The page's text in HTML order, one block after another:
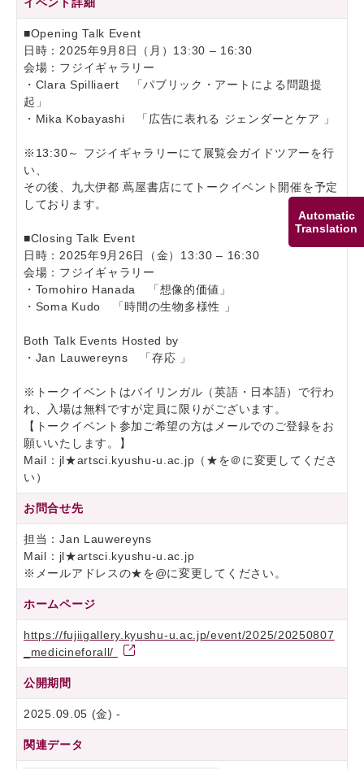
Automatic
Translation
■Opening Talk Event
日時：2025年9月8日（月）13:30 – 16:30
会場：フジイギャラリー
・Clara Spilliaert 「パブリック・アートによる問題提
起」
・Mika Kobayashi 「広告に表れる ジェンダーとケア 」
※13:30～ フジイギャラリーにて展覧会ガイドツアーを行
い、
その後、九大伊都 蔦屋書店にてトークイベント開催を予定
しております。
■Closing Talk Event
日時：2025年9月26日（金）13:30 – 16:30
会場：フジイギャラリー
・Tomohiro Hanada 「想像的価値」
・Soma Kudo 「時間の生物多様性 」
Both Talk Events Hosted by
・Jan Lauwereyns 「存応 」
※トークイベントはバイリンガル（英語・日本語）で行わ
れ、入場は無料ですが定員に限りがございます。
【トークイベント参加ご希望の方はメールでのご登録をお
願いいたします。】
Mail：jl★artsci.kyushu-u.ac.jp（★を＠に変更してくださ
い）
お問合せ先
担当：Jan Lauwereyns
Mail：jl★artsci.kyushu-u.ac.jp
※メールアドレスの★を@に変更してください。
ホームページ
https://fujiigallery.kyushu-u.ac.jp/event/2025/20250807
_medicineforall/
公開期間
2025.09.05 (金) -
関連データ